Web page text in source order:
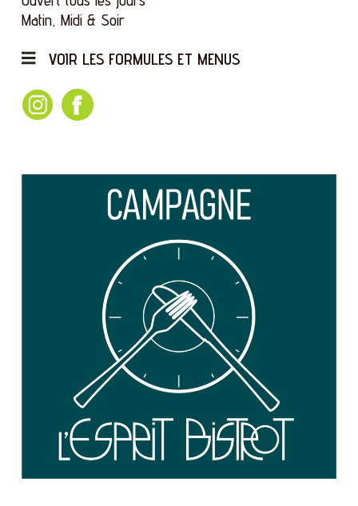
Matin, Midi & Soir
VOIR LES FORMULES ET MENUS